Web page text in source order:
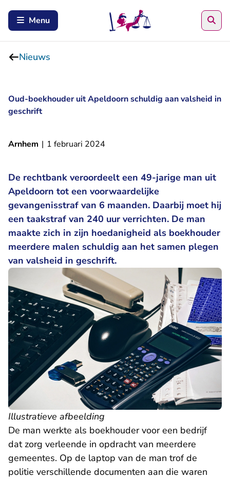
Menu
Nieuws
Oud-boekhouder uit Apeldoorn schuldig aan valsheid in
geschrift
Arnhem | 1 februari 2024
De rechtbank veroordeelt een 49-jarige man uit
Apeldoorn tot een voorwaardelijke
gevangenisstraf van 6 maanden. Daarbij moet hij
een taakstraf van 240 uur verrichten. De man
maakte zich in zijn hoedanigheid als boekhouder
meerdere malen schuldig aan het samen plegen
van valsheid in geschrift.
Illustratieve afbeelding
De man werkte als boekhouder voor een bedrijf
dat zorg verleende in opdracht van meerdere
gemeentes. Op de laptop van de man trof de
politie verschillende documenten aan die waren